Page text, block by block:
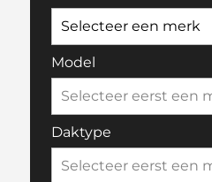
Model
Daktype